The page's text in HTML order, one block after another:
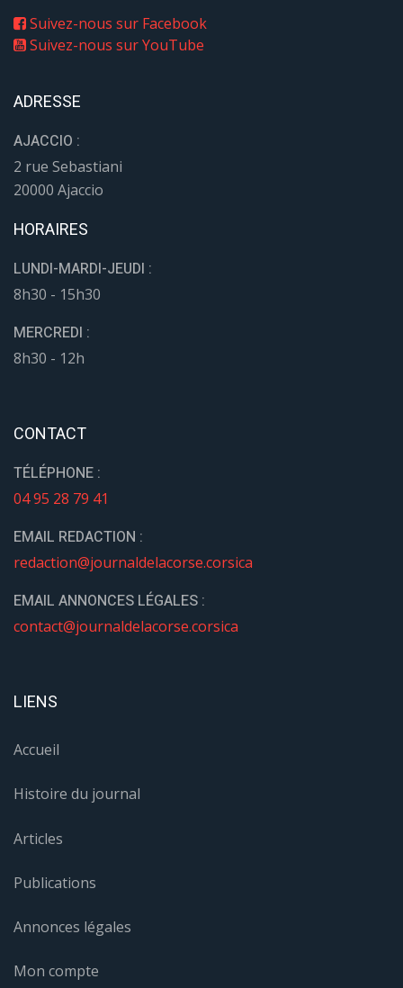
Suivez-nous sur Facebook
Suivez-nous sur YouTube
ADRESSE
AJACCIO :
2 rue Sebastiani
20000 Ajaccio
HORAIRES
LUNDI-MARDI-JEUDI :
8h30 - 15h30
MERCREDI :
8h30 - 12h
CONTACT
TÉLÉPHONE :
04 95 28 79 41
EMAIL REDACTION :
redaction@journaldelacorse.corsica
EMAIL ANNONCES LÉGALES :
contact@journaldelacorse.corsica
LIENS
Accueil
Histoire du journal
Articles
Publications
Annonces légales
Mon compte